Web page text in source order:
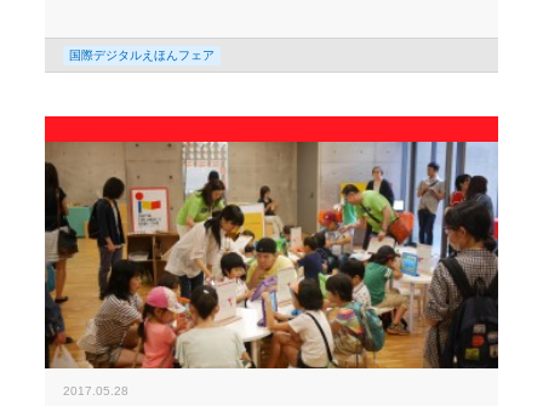
国際デジタルえほんフェア
2017.05.28